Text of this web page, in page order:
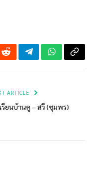
RedditTelegramWhatsApp
Copy
ARTICLE
เรียนบ้านคู – สวี (ชุมพร)